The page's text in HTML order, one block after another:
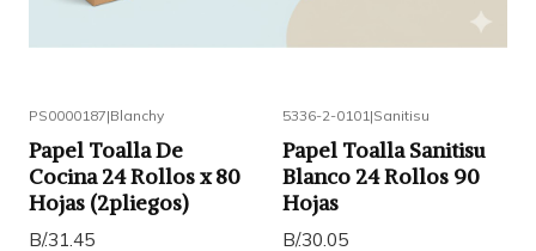
PS0000187|Blanchy
Papel Toalla De
Cocina 24 Rollos x 80
Hojas (2pliegos)
B/.31.45
5336-2-0101 |Sanitisu
Papel Toalla Sanitisu
Blanco 24 Rollos 90
Hojas
B/.30.05